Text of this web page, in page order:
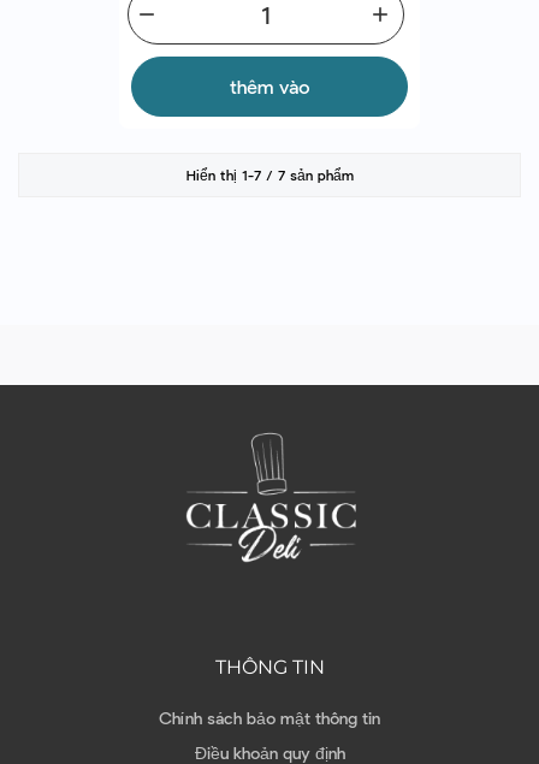
add
remove
thêm vào
Hiển thị 1-7 / 7 sản phẩm
THÔNG TIN
Chính sách bảo mật thông tin
Điều khoản quy định